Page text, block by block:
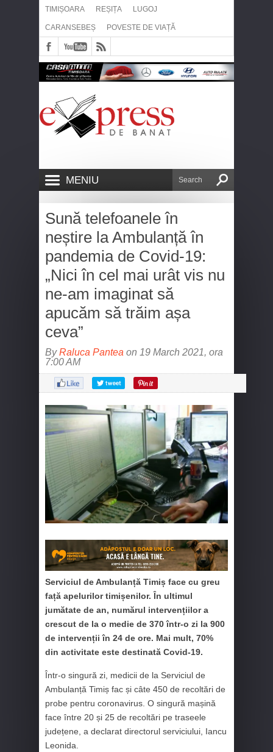
TIMIȘOARA REȘIȚA LUGOJ
CARANSEBEȘ POVESTE DE VIAȚĂ
MENIU
Sună telefoanele în
neștire la Ambulanță în
pandemia de Covid-19:
„Nici în cel mai urât vis nu
ne-am imaginat să
apucăm să trăim așa
ceva”
ByRaluca Pantea on 19 March 2021, ora
7:00 AM
Serviciul de Ambulanță Timiș face cu greu
față apelurilor timișenilor. În ultimul
jumătate de an, numărul intervențiilor a
crescut de la o medie de 370 într-o zi la 900
de intervenții în 24 de ore. Mai mult, 70%
din activitate este destinată Covid-19.
Într-o singură zi, medicii de la Serviciul de
Ambulanță Timiș fac și câte 450 de recoltări de
probe pentru coronavirus. O singură mașină
face între 20 și 25 de recoltări pe traseele
județene, a declarat directorul serviciului, Iancu
Leonida.